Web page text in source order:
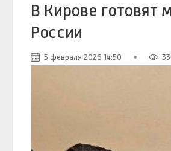
В Кирове готовят
России
5 февраля 2026 14:50